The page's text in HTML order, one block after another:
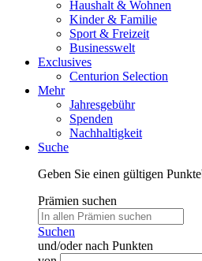
Haushalt & Wohnen
Kinder & Familie
Sport & Freizeit
Businesswelt
Exclusives
Centurion Selection
Mehr
Jahresgebühr
Spenden
Nachhaltigkeit
Suche
Geben Sie einen gültigen
Prämien suchen
Suchen
und/oder nach Punkten